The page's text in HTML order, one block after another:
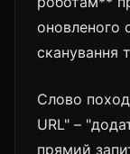
оновленого
сканування
Слово
URL" –
прямий